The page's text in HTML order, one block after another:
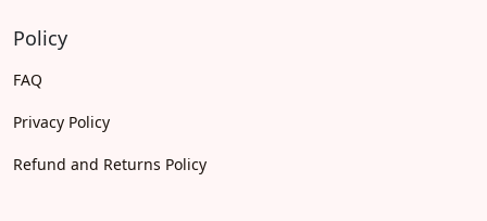
Policy
FAQ
Privacy Policy
Refund and Returns Policy